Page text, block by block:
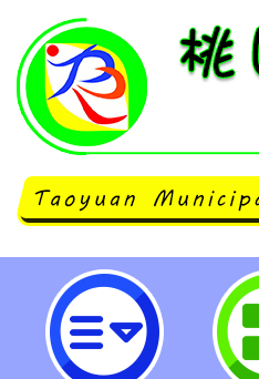
主旨：有關教育
轉型正義資源中
「阿里山鄒族史